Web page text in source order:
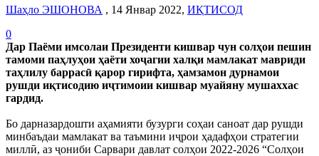
Шаҳло ЭШОНОВА , 14 Январ 2022, ИҚТИСОД
0
Дар Паёми имсолаи Президенти кишвар чун солҳои пешин
тамоми паҳлуҳои ҳаёти хоҷагии халқи мамлакат мавриди
таҳлилу баррасӣ қарор гирифта, ҳамзамон дурнамои
рушди иқтисодию иҷтимоии кишвар муайяну мушаххас
гардид.
Бо дарназардошти аҳамияти бузурги соҳаи саноат дар рушди
минбаъдаи мамлакат ва таъмини иҷрои ҳадафҳои стратегии
миллӣ, аз ҷониби Сарвари давлат солҳои 2022-2026 “Солҳои